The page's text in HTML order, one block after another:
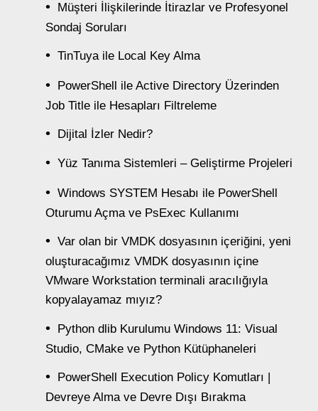
Müşteri İlişkilerinde İtirazlar ve Profesyonel
Sondaj Soruları
TinTuya ile Local Key Alma
PowerShell ile Active Directory Üzerinden
Job Title ile Hesapları Filtreleme
Dijital İzler Nedir?
Yüz Tanıma Sistemleri – Geliştirme Projeleri
Windows SYSTEM Hesabı ile PowerShell
Oturumu Açma ve PsExec Kullanımı
Var olan bir VMDK dosyasının içeriğini, yeni
oluşturacağımız VMDK dosyasının içine
VMware Workstation terminali aracılığıyla
kopyalayamaz mıyız?
Python dlib Kurulumu Windows 11: Visual
Studio, CMake ve Python Kütüphaneleri
PowerShell Execution Policy Komutları |
Devreye Alma ve Devre Dışı Bırakma